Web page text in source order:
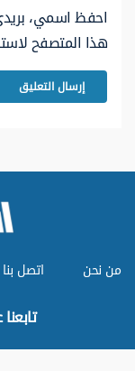
احفظ اسمي،
هذا المتصفح
من نحن اتصل بنا